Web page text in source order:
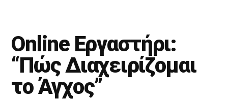
Online Εργαστήρι:
“Πώς Διαχειρίζομαι
το Άγχος”